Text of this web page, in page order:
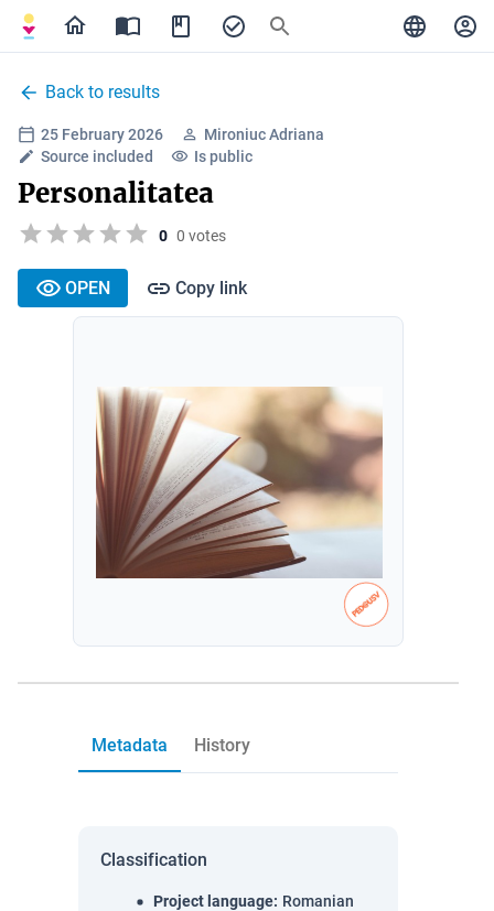
Back to results
25 February 2026
Mironiuc Adriana
Source included
Is public
Personalitatea
0 0 votes
OPEN Copy link
Metadata History
Classification
Project language: Romanian